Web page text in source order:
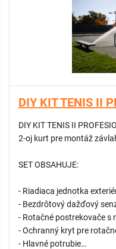
DIY KIT TENIS II
DIY KIT TENIS II
2-oj kurt pre montáž
SET OBSAHUJE:
- Riadiaca jednotka
- Bezdrôtový dažďový
- Rotačné postrekovače s
- Ochranný kryt pre
- Hlavné potrubie